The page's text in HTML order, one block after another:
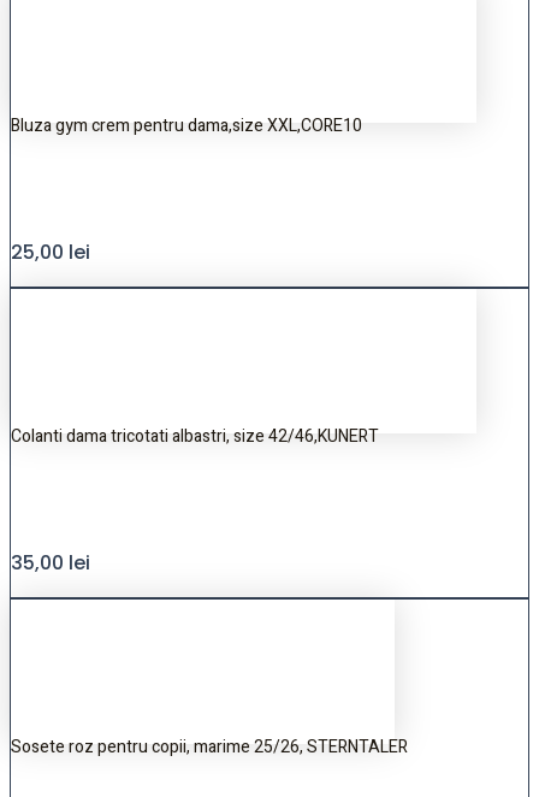
Bluza gym crem pentru dama,size XXL,CORE10
25,00 lei
Colanti dama tricotati albastri, size 42/46,KUNERT
35,00 lei
Sosete roz pentru copii, marime 25/26, STERNTALER